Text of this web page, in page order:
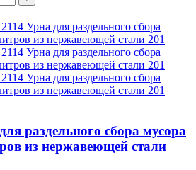
раздельного сбора мусора
из нержавеющей стали